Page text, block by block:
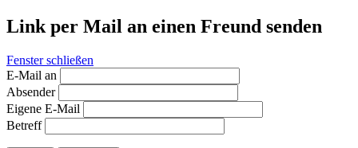
Link per Mail an einen Freund senden
Fenster schließen
E-Mail an
Absender
Eigene E-Mail
Betreff